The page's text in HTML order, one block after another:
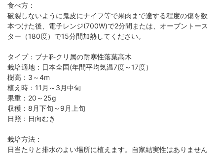
食べ方：
破裂しないように鬼皮にナイフ等で果肉まで達する程度の傷を数
本つけた後、電子レンジ(700W)で2分間または、オーブントース
ター（180度）で15分間加熱してください。
タイプ：ブナ科クリ属の耐寒性落葉高木
栽培適地：日本全国(年間平均気温7度～17度）
樹高：3～4m
植え時：11月～3月中旬
果重：20～25g
収穫：8月下旬～9月上旬
日照：日向むき
栽培方法：
日当たりと排水のよい場所に植えます。自家結実性はありません